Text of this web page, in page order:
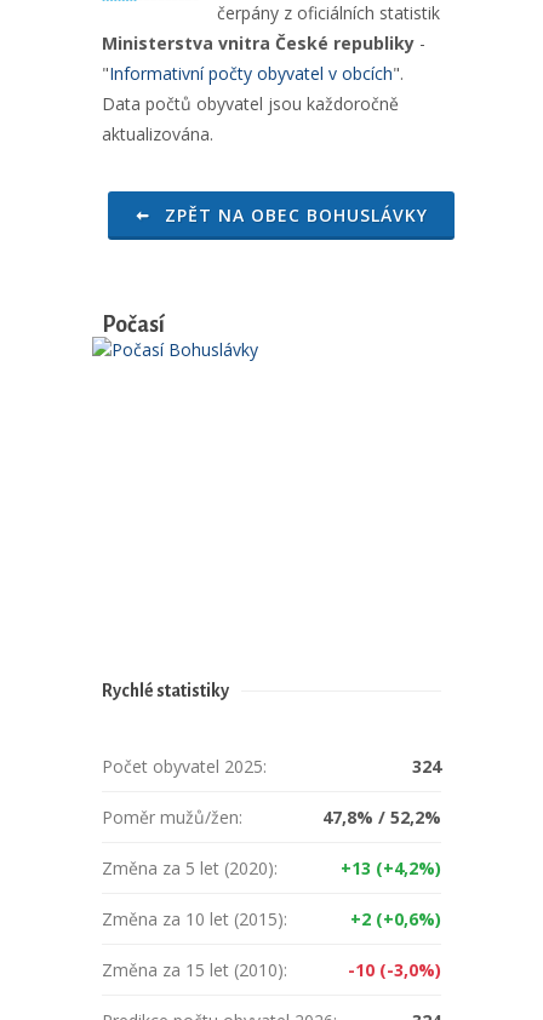
čerpány z oficiálních statistik
Ministerstva vnitra České republiky -
"Informativní počty obyvatel v obcích".
Data počtů obyvatel jsou každoročně
aktualizována.
ZPĚT NA OBEC BOHUSLÁVKY
Počasí
Rychlé statistiky
Počet obyvatel 2025: 324
Poměr mužů/žen: 47,8% / 52,2%
Změna za 5 let (2020): +13 (+4,2%)
Změna za 10 let (2015): +2 (+0,6%)
Změna za 15 let (2010): -10 (-3,0%)